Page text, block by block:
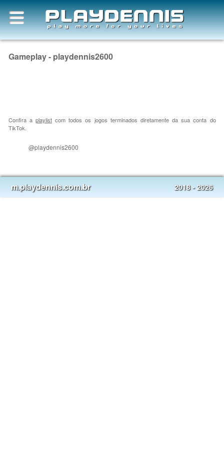
Gameplay - playdennis2600
Confira a playlistcom todos os jogos terminados diretamente da sua conta do
TikTok.
@playdennis2600
m.playdennis.com.br 2018 - 2026